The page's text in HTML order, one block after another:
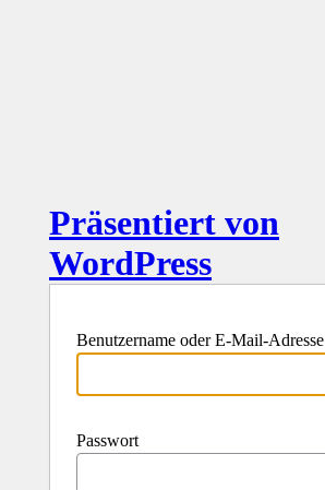
Präsentiert von
WordPress
Benutzername oder E-Mail-Adresse
Passwort